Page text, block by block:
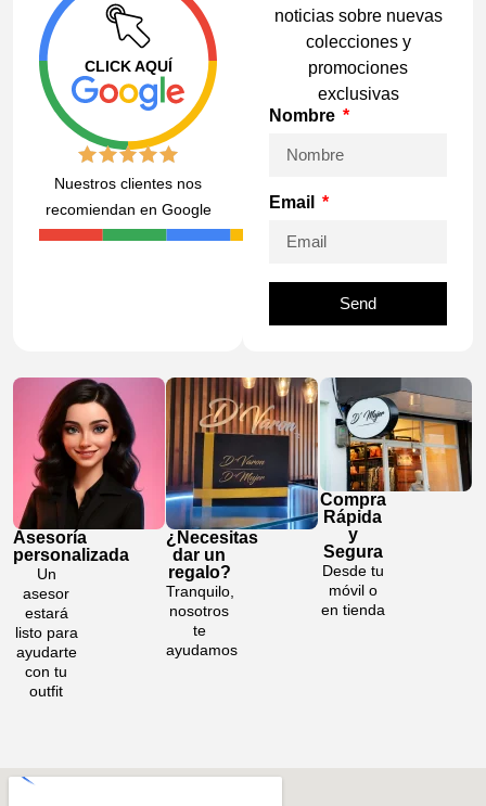
CLICK AQUÍ
Nuestros clientes nos
recomiendan en Google
noticias sobre nuevas
colecciones y
promociones
exclusivas
Nombre
Email
Send
Asesoría
personalizada
Un
asesor
estará
listo para
ayudarte
con tu
outfit
¿Necesitas
dar un
regalo?
Tranquilo,
nosotros
te
ayudamos
Compra
Rápida
y
Segura
Desde tu
móvil o
en tienda